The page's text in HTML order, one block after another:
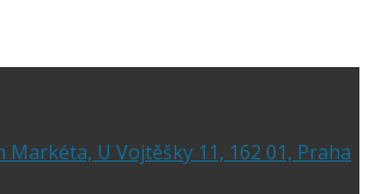
Markéta, U Vojtěšky 11, 162 01, Praha